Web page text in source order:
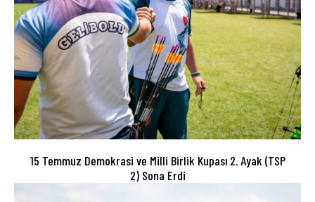
15 Temmuz Demokrasi ve Milli Birlik Kupası 2. Ayak (TSP
2) Sona Erdi